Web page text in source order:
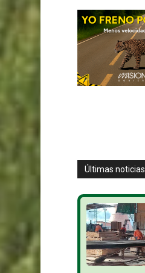
Últimas noticias